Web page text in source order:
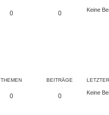
0 0 Keine
THEMEN BEITRÄGE
0 0 Keine